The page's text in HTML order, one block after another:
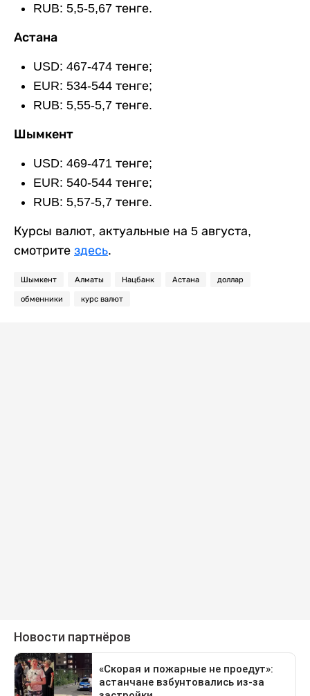
RUB: 5,5-5,67 тенге.
Астана
USD: 467-474 тенге;
EUR: 534-544 тенге;
RUB: 5,55-5,7 тенге.
Шымкент
USD: 469-471 тенге;
EUR: 540-544 тенге;
RUB: 5,57-5,7 тенге.
Курсы валют, актуальные на 5 августа,
смотрите здесь.
Шымкент Алматы Нацбанк Астана доллар
обменники курс валют